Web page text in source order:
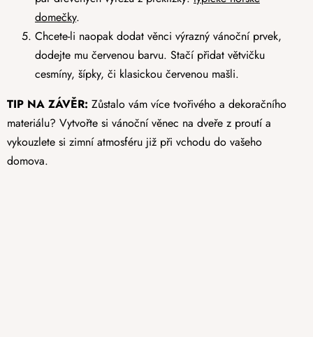
domečky.
Chcete-li naopak dodat věnci výrazný vánoční prvek,
dodejte mu červenou barvu. Stačí přidat větvičku
cesmíny, šípky, či klasickou červenou mašli.
TIP NA ZÁVĚR: Zůstalo vám více tvořivého a dekoračního
materiálu? Vytvořte si vánoční věnec na dveře z proutí a
vykouzlete si zimní atmosféru již při vchodu do vašeho
domova.